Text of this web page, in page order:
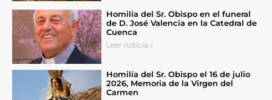
Homilía del Sr. Obispo en el funeral
de D. José Valencia en la Catedral de
Cuenca
Leer noticia »
Homilía del Sr. Obispo el 16 de julio
2026, Memoria de la Virgen del
Carmen